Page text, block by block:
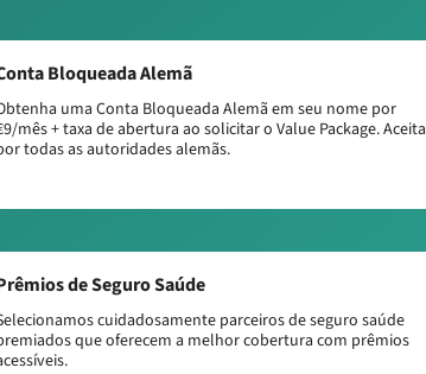
Bloqueada Alemã
uma Conta Bloqueada Alemã em seu nome por
mês + taxa de abertura ao solicitar o Value Package. Aceita
todas as autoridades alemãs.
de Seguro Saúde
cuidadosamente parceiros de seguro saúde
que oferecem a melhor cobertura com prêmios